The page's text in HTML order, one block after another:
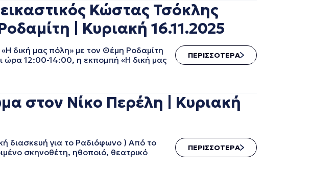
Κώστας Τσόκλης
| Κυριακή 16.11.2025
δική μας πόλη» με τον Θέμη Ροδαμίτη
ώρα 12:00-14:00, η εκπομπή «Η δική μας
ΠΕΡΙΣΣΟΤΕΡΑ
στον Νίκο Περέλη | Κυριακή
για το Ραδιόφωνο ) Από το
σκηνοθέτη, ηθοποιό, θεατρικό
ΠΕΡΙΣΣΟΤΕΡΑ